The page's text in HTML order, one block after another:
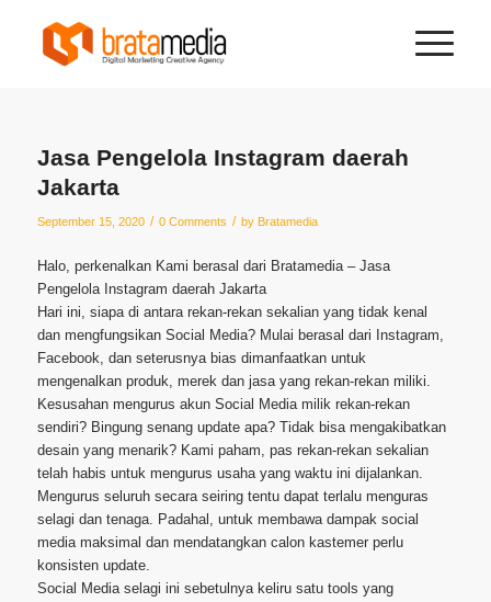
Jasa Pengelola Instagram daerah
Jakarta
September 15, 2020 / 0 Comments / by Bratamedia
Halo, perkenalkan Kami berasal dari Bratamedia – Jasa
Pengelola Instagram daerah Jakarta
Hari ini, siapa di antara rekan-rekan sekalian yang tidak kenal
dan mengfungsikan Social Media? Mulai berasal dari Instagram,
Facebook, dan seterusnya bias dimanfaatkan untuk
mengenalkan produk, merek dan jasa yang rekan-rekan miliki.
Kesusahan mengurus akun Social Media milik rekan-rekan
sendiri? Bingung senang update apa? Tidak bisa mengakibatkan
desain yang menarik? Kami paham, pas rekan-rekan sekalian
telah habis untuk mengurus usaha yang waktu ini dijalankan.
Mengurus seluruh secara seiring tentu dapat terlalu menguras
selagi dan tenaga. Padahal, untuk membawa dampak social
media maksimal dan mendatangkan calon kastemer perlu
konsisten update.
Social Media selagi ini sebetulnya keliru satu tools yang